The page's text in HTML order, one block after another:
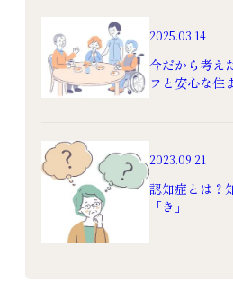
2025.03.14
今だから考え
フと安心な住
2023.09.21
認知症とは？
「き」